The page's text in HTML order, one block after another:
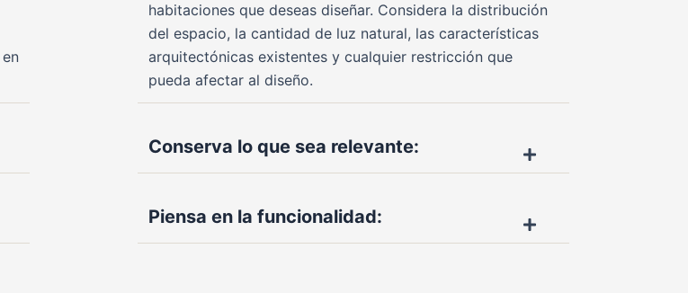
habitaciones que deseas diseñar. Considera la distribución
del espacio, la cantidad de luz natural, las características
arquitectónicas existentes y cualquier restricción que
pueda afectar al diseño.
Conserva lo que sea relevante:
Piensa en la funcionalidad: